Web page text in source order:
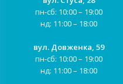
пн-сб: 10:00 – 19:00
нд: 11:00 – 18:00
вул. Довженка, 59
пн-сб: 10:00 – 19:00
нд: 11:00 – 18:00